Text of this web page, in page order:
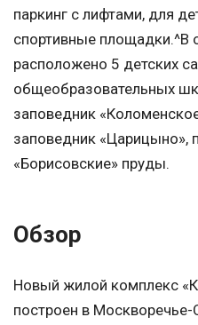
паркинг с лифтами, для
спортивные площадки.^В
расположено 5 детских
общеобразовательных
заповедник
заповедник «Царицыно»,
«Борисовские» пруды.
Обзор
Новый жилой комплекс
построен в